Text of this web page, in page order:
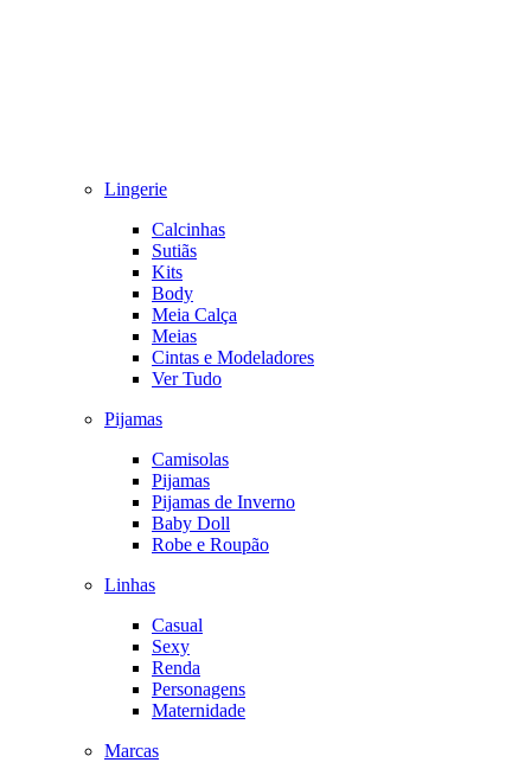
Lingerie
Calcinhas
Sutiãs
Kits
Body
Meia Calça
Meias
Cintas e Modeladores
Ver Tudo
Pijamas
Camisolas
Pijamas
Pijamas de Inverno
Baby Doll
Robe e Roupão
Linhas
Casual
Sexy
Renda
Personagens
Maternidade
Marcas